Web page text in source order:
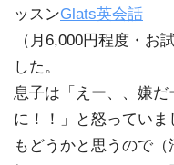
ッスンGlats英会話
（月6,000円程度・お
した。
息子は「えー、、嫌
に！！」と怒ってい
もどうかと思うので（